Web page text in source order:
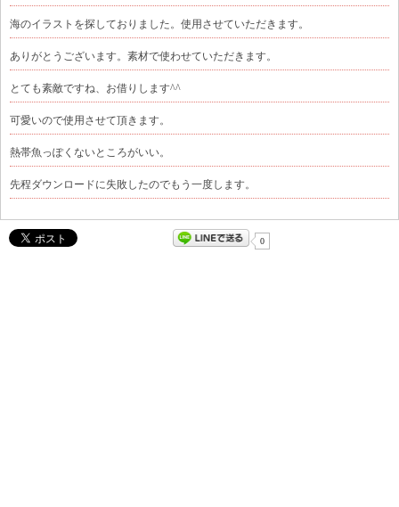
海のイラストを探しておりました。使用させていただきます。
ありがとうございます。素材で使わせていただきます。
とても素敵ですね、お借りします^^
可愛いので使用させて頂きます。
熱帯魚っぽくないところがいい。
先程ダウンロードに失敗したのでもう一度します。
0